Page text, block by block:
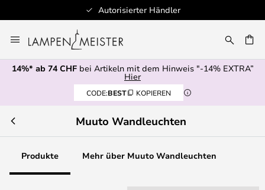
Autorisierter Händler
Inhalt
springen
14%* ab 74 CHFbei Artikeln mit dem Hinweis "-14% EXTRA”
Hier
CODE:BEST KOPIEREN
Muuto Wandleuchten
Produkte Mehr über Muuto Wandleuchten